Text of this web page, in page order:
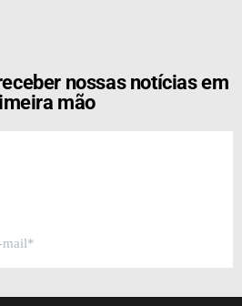
nossas notícias em
mão